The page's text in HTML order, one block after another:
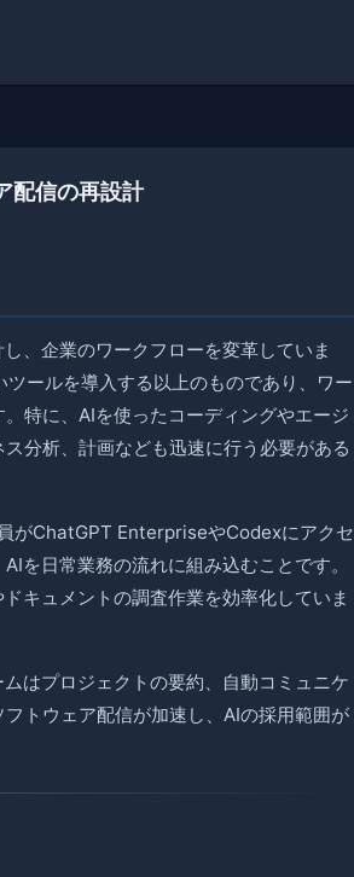
配信の再設計
、企業のワークフローを変革していま
ールを導入する以上のものであり、ワー
特に、AIを使ったコーディングやエージ
分析、計画なども迅速に行う必要がある
がChatGPT EnterpriseやCodexにアクセ
を日常業務の流れに組み込むことです。
キュメントの調査作業を効率化していま
はプロジェクトの要約、自動コミュニケ
トウェア配信が加速し、AIの採用範囲が